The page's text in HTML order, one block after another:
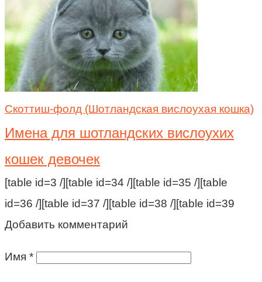
Скоттиш-фолд (Шотландская вислоухая кошка)
Имена для шотландских вислоухих
кошек девочек
[table id=3 /][table id=34 /][table id=35 /][table
id=36 /][table id=37 /][table id=38 /][table id=39
Добавить комментарий
Имя *